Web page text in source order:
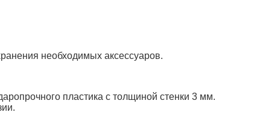
необходимых аксессуаров.
пластика с толщиной стенки 3 мм.